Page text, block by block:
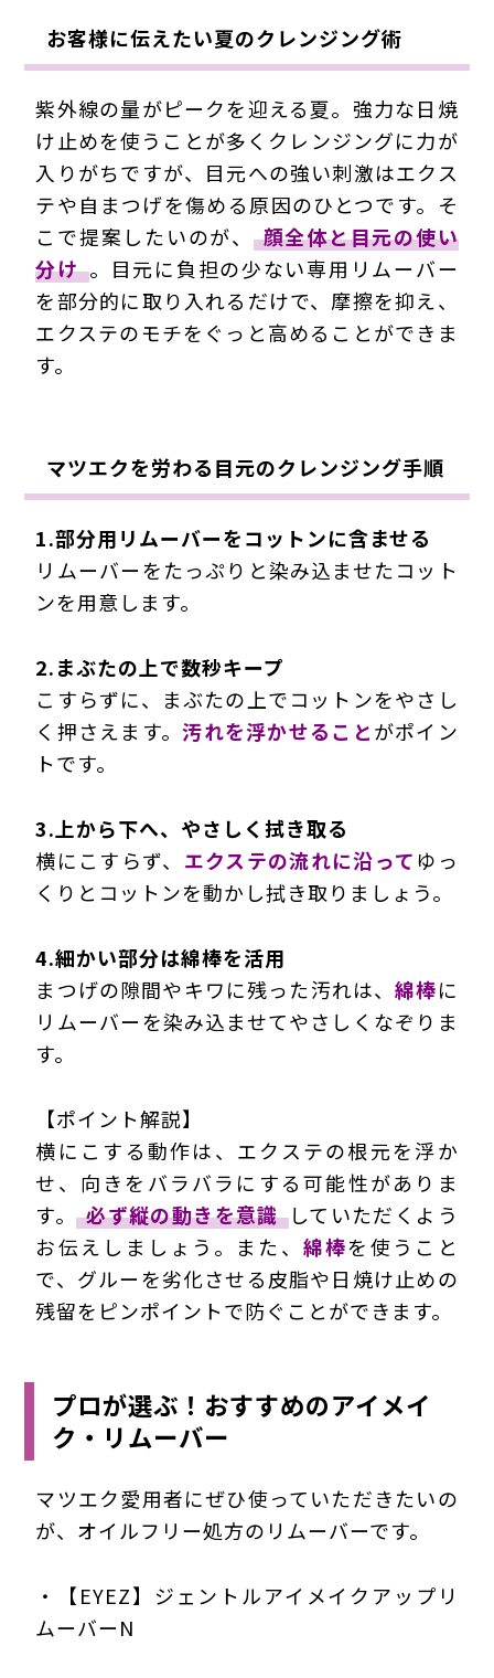
お客様に伝えたい夏のクレンジング術
紫外線の量がピークを迎える夏。強力な日焼
け止めを使うことが多くクレンジングに力が
入りがちですが、目元への強い刺激はエクス
テや自まつげを傷める原因のひとつです。そ
こで提案したいのが、
顔全体と目元の使い
分け 。目元に負担の少ない専用リムーバー
を部分的に取り入れるだけで、摩擦を抑え、
エクステのモチをぐっと高めることができま
す。
マツエクを労わる目元のクレンジング手順
1.部分用リムーバーをコットンに含ませる
リムーバーをたっぷりと染み込ませたコット
ンを用意します。
2.まぶたの上で数秒キープ
こすらずに、まぶたの上でコットンをやさし
く押さえます。汚れを浮かせることがポイン
トです。
3.上から下へ、やさしく拭き取る
横にこすらず、 エクステの流れに沿ってゆっ
くりとコットンを動かし拭き取りましょう。
4.細かい部分は綿棒を活用
まつげの隙間やキワに残った汚れは、綿棒に
リムーバーを染み込ませてやさしくなぞりま
す。
【ポイント解説】
横にこする動作は、エクステの根元を浮か
せ、向きをバラバラにする可能性がありま
す。 必ず縦の動きを意識 していただくよう
お伝えしましょう。また、 綿棒を使うこと
で、グルーを劣化させる皮脂や日焼け止めの
残留をピンポイントで防ぐことができます。
プロが選ぶ！おすすめのアイメイ
ク・リムーバー
マツエク愛用者にぜひ使っていただきたいの
が、オイルフリー処方のリムーバーです。
・【EYEZ】ジェントルアイメイクアップリ
ムーバーN